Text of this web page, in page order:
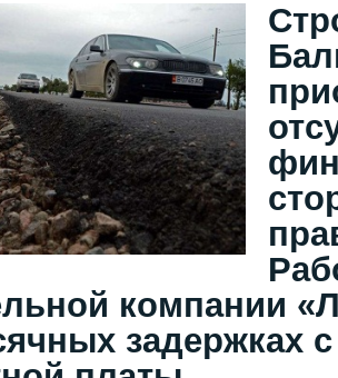
компании
задержках